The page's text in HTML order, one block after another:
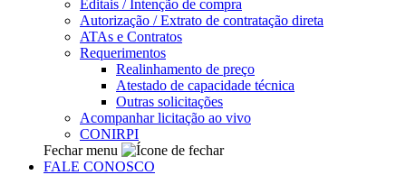
Editais / Intenção de compra
Autorização / Extrato de contratação direta
ATAs e Contratos
Requerimentos
Realinhamento de preço
Atestado de capacidade técnica
Outras solicitações
Acompanhar licitação ao vivo
CONIRPI
Fechar menu
FALE CONOSCO